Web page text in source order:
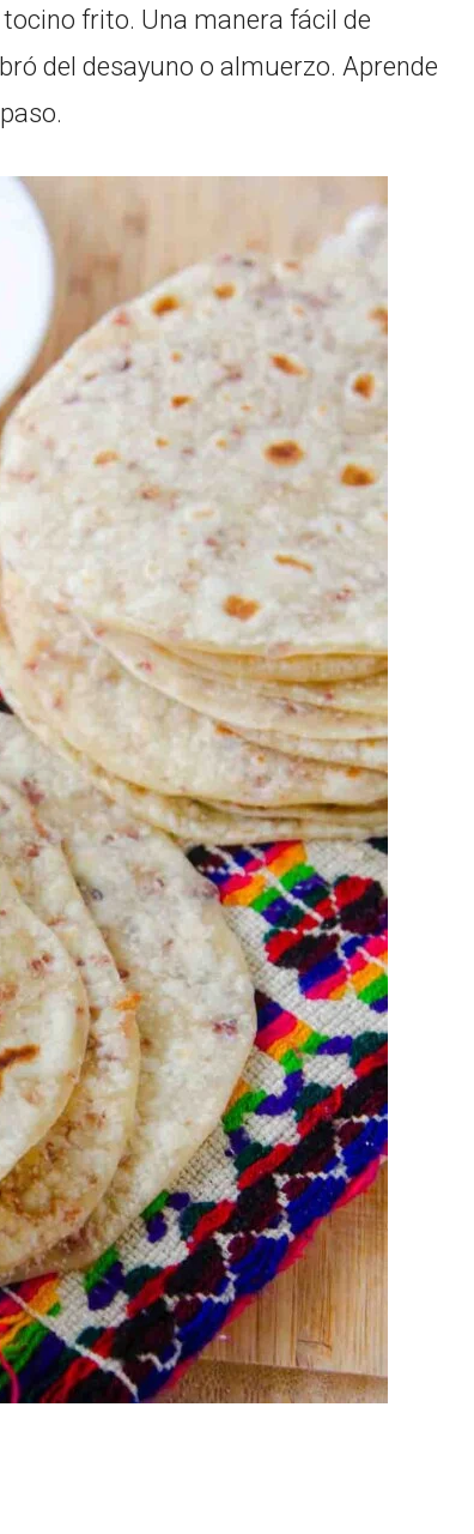
frito. Una manera fácil de
del desayuno o almuerzo. Aprende